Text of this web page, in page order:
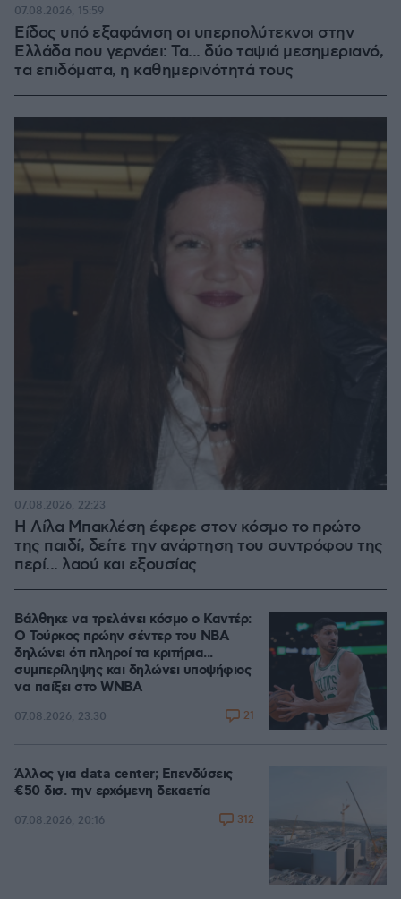
Είδος υπό εξαφάνιση οι υπερπολύτεκνοι στην
Ελλάδα που γερνάει: Τα... δύο ταψιά μεσημεριανό,
τα επιδόματα, η καθημερινότητά τους
07.08.2026, 15:59
Η Λίλα Μπακλέση έφερε στον κόσμο το πρώτο
της παιδί, δείτε την ανάρτηση του συντρόφου της
περί... λαού και εξουσίας
07.08.2026, 22:23
Βάλθηκε να τρελάνει κόσμο ο Καντέρ:
Ο Τούρκος πρώην σέντερ του NBA
δηλώνει ότι πληροί τα κριτήρια...
συμπερίληψης και δηλώνει υποψήφιος
να παίξει στο WNBA
07.08.2026, 23:30 21
Άλλος για data center; Επενδύσεις
€50 δισ. την ερχόμενη δεκαετία
07.08.2026, 20:16 312